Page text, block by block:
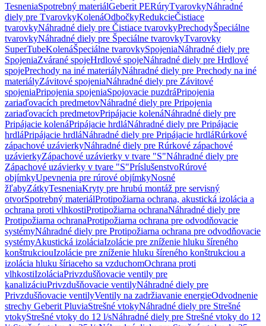
TesneniaSpotrebný materiálGeberit PERúryTvarovkyNáhradné
diely pre TvarovkyKolenáOdbočkyRedukcieČistiace
tvarovkyNáhradné diely pre Čistiace tvarovkyPrechodyŠpeciálne
tvarovkyNáhradné diely pre Špeciálne tvarovkyTvarovky
SuperTubeKolenáŠpeciálne tvarovkySpojeniaNáhradné diely pre
SpojeniaZvárané spojeHrdlové spojeNáhradné diely pre Hrdlové
spojePrechody na iné materiályNáhradné diely pre Prechody na iné
materiályZávitové spojeniaNáhradné diely pre Závitové
spojeniaPripojenia spojeniaSpojovacie puzdráPripojenia
zariaďovacích predmetovNáhradné diely pre Pripojenia
zariaďovacích predmetovPripájacie kolenáNáhradné diely pre
Pripájacie kolenáPripájacie hrdláNáhradné diely pre Pripájacie
hrdláPripájacie hrdláNáhradné diely pre Pripájacie hrdláRúrkové
zápachové uzávierkyNáhradné diely pre Rúrkové zápachové
uzávierkyZápachové uzávierky v tvare "S"Náhradné diely pre
Zápachové uzávierky v tvare "S"PríslušenstvoRúrové
objímkyUpevnenia pre rúrové objímkyNosné
žľabyZátkyTesneniaKryty pre hrubú montáž pre servisný
otvorSpotrebný materiálProtipožiarna ochrana, akustická izolácia a
ochrana proti vlhkostiProtipožiarna ochranaNáhradné diely pre
Protipožiarna ochranaProtipožiarna ochrana pre odvodňovacie
systémyNáhradné diely pre Protipožiarna ochrana pre odvodňovacie
systémyAkustická izoláciaIzolácie pre zníženie hluku šíreného
konštrukciouIzolácie pre zníženie hluku šíreného konštrukciou a
izolácia hluku šíriaceho sa vzduchomOchrana proti
vlhkostiIzoláciaPrivzdušňovacie ventily pre
kanalizáciuPrivzdušňovacie ventilyNáhradné diely pre
Privzdušňovacie ventilyVentily na zadržiavanie energieOdvodnenie
strechy Geberit PluviaStrešné vtokyNáhradné diely pre Strešné
vtokyStrešné vtoky do 12 l/sNáhradné diely pre Strešné vtoky do 12